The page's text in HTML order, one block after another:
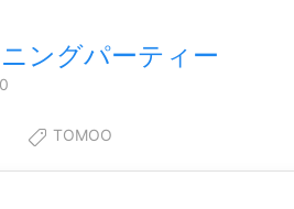
ングパーティー
TOMOO